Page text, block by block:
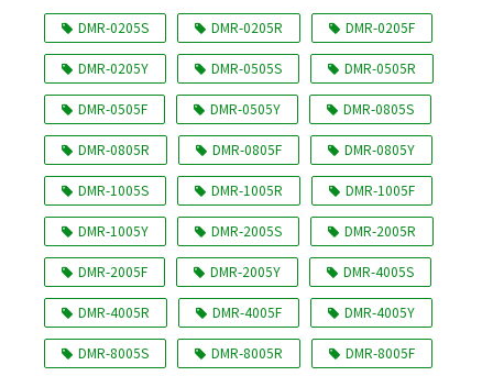
DMR-0205S DMR-0205R DMR-0205F
DMR-0205Y DMR-0505S DMR-0505R
DMR-0505F DMR-0505Y DMR-0805S
DMR-0805R DMR-0805F DMR-0805Y
DMR-1005S DMR-1005R DMR-1005F
DMR-1005Y DMR-2005S DMR-2005R
DMR-2005F DMR-2005Y DMR-4005S
DMR-4005R DMR-4005F DMR-4005Y
DMR-8005S DMR-8005R DMR-8005F